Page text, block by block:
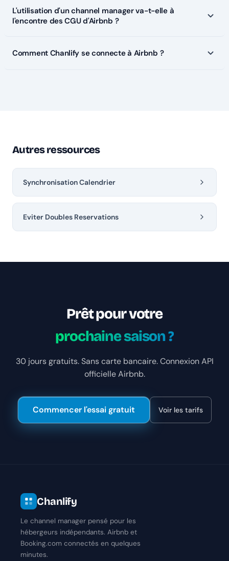
L'utilisation d'un channel manager va-t-elle à
l'encontre des CGU d'Airbnb ?
Comment Chanlify se connecte à Airbnb ?
Autres ressources
Synchronisation Calendrier
Eviter Doubles Reservations
Prêt pour votre
prochaine saison ?
30 jours gratuits. Sans carte bancaire. Connexion API
officielle Airbnb.
Commencer l'essai gratuit Voir les tarifs
Chanlify
Le channel manager pensé pour les
hébergeurs indépendants. Airbnb et
Booking.com connectés en quelques
minutes.